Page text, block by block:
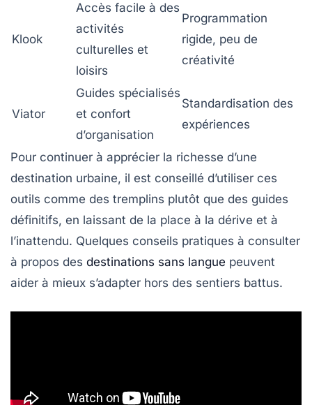
Klook
Accès facile à des
activités
culturelles et
loisirs
Programmation
rigide, peu de
créativité
Viator
Guides spécialisés
et confort
d’organisation
Standardisation des
expériences
Pour continuer à apprécier la richesse d’une
destination urbaine, il est conseillé d’utiliser ces
outils comme des tremplins plutôt que des guides
définitifs, en laissant de la place à la dérive et à
l’inattendu. Quelques conseils pratiques à consulter
à propos des destinations sans langue peuvent
aider à mieux s’adapter hors des sentiers battus.